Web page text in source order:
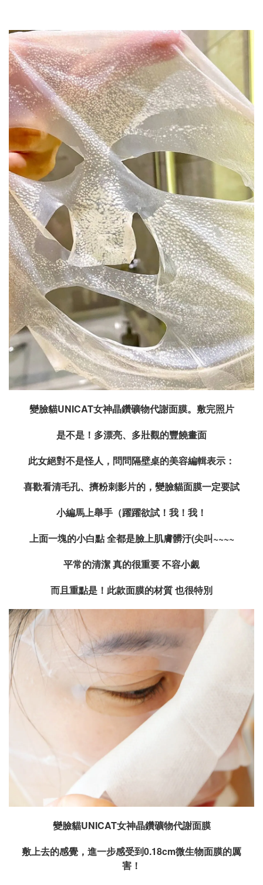
變臉貓UNICAT女神晶鑽礦物代謝面膜。 敷完照片
是不是！多漂亮、多壯觀的豐饒畫面
此女絕對不是怪人，問問隔壁桌的美容編輯表示：
喜歡看清毛孔、擠粉刺影片的，變臉貓面膜一定要試
小編馬上舉手（躍躍欲試！我！我！
上面一塊的小白點 全都是臉上肌膚髒汙(尖叫~~~~
平常的清潔 真的很重要 不容小覷
而且重點是！此款面膜的材質 也很特別
變臉貓UNICAT女神晶鑽礦物代謝面膜
敷上去的感覺，進一步感受到0.18cm微生物面膜的厲
害！